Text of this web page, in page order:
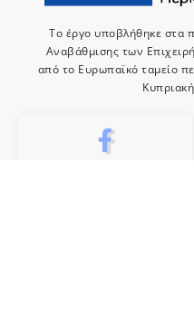
Το έργο υποβλήθηκε στα
Αναβάθμισης των
από το Ευρωπαϊκό ταμείο